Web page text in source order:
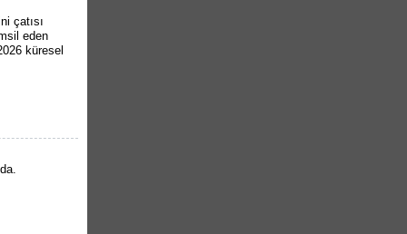
çatısı
eden
küresel